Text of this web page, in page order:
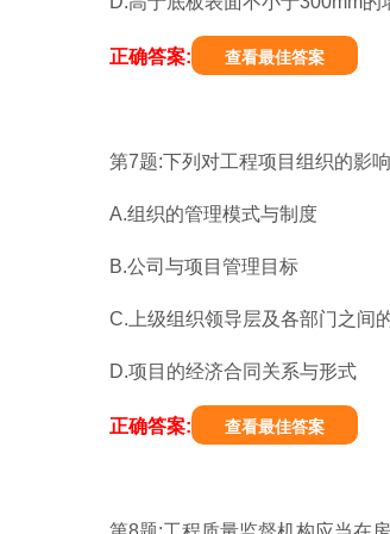
正确答案: 查看最佳答案
第7题:下列对工程项目组织的影
A.组织的管理模式与制度
B.公司与项目管理目标
C.上级组织领导层及各部门之间
D.项目的经济合同关系与形式
正确答案: 查看最佳答案